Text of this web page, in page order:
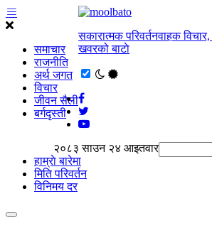
समाचार
राजनीति
अर्थ जगत
विचार
जीवन सैली
बर्गदृस्ती
सकारात्मक परिवर्तनवाहक
खवरको बाटाे
२०८३ साउन २४ आइतवार
हाम्राे बारेमा
मिति परिवर्तन
विनिमय दर